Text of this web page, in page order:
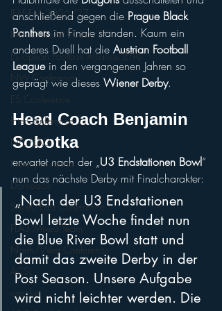
IFAF-EM 2026/27
IFAF U19-EM 2026/27
European Football Alliance (EFA)
NW Conference
ES Conference
InterConference
NFL FLAG
Datenpol Arena
Dornbach
South/East Conference
FLA3 Mixed Team
North/West Conference
ACSL
oeticket
anschließend gegen die Prague Black
Panthers im Finale standen. Kaum ein
anderes Duell hat die Austrian Football
League in den vergangenen Jahren so
geprägt wie dieses Wiener Derby.
Head Coach Benjamin
Sobotka
erwartet nach der „U3 Endstationen Bowl“
nun das nächste Derby mit Finalcharakter:
„Nach der U3 Endstationen
Bowl letzte Woche findet nun
die Blue River Bowl statt und
damit das zweite Derby in der
Post Season. Unsere Aufgabe
wird nicht leichter werden. Die